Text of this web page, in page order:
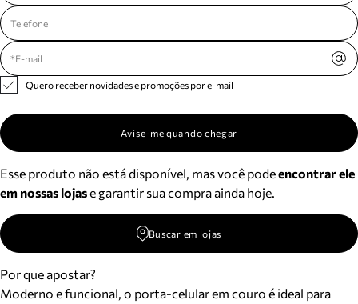
Quero receber novidades e promoções por e-mail
Avise-me quando chegar
Esse produto não está disponível, mas você podeencontrar ele
em nossas lojase garantir sua compra ainda hoje.
Buscar em lojas
Por que apostar?
Moderno e funcional, o porta-celular em couro é ideal para